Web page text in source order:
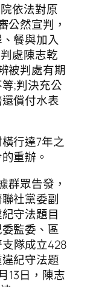
依法對原
公然宣判，
餐與加入
處陳志乾
被判處有期
;判決充公
償付水表
行達7年之
重辦。
群眾告發，
社黨委副
守法題目
監委、區
隊成立428
紀守法題
13日，陳志